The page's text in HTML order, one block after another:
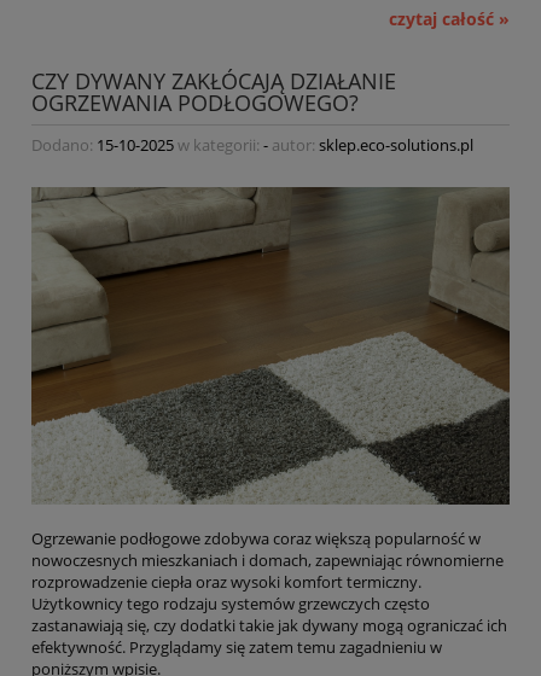
czytaj całość »
CZY DYWANY ZAKŁÓCAJĄ DZIAŁANIE
OGRZEWANIA PODŁOGOWEGO?
Dodano: 15-10-2025w kategorii: - autor: sklep.eco-solutions.pl
Ogrzewanie podłogowe zdobywa coraz większą popularność w
nowoczesnych mieszkaniach i domach, zapewniając równomierne
rozprowadzenie ciepła oraz wysoki komfort termiczny.
Użytkownicy tego rodzaju systemów grzewczych często
zastanawiają się, czy dodatki takie jak dywany mogą ograniczać ich
efektywność. Przyglądamy się zatem temu zagadnieniu w
poniższym wpisie.